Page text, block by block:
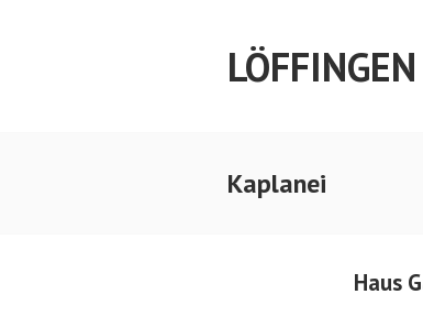
Kaplanei
Haus